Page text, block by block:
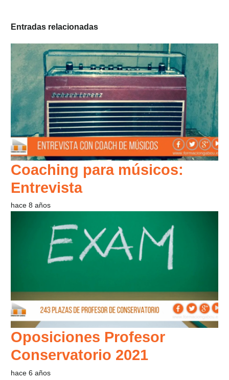
Entradas relacionadas
Coaching para músicos:
Entrevista
hace 8 años
Oposiciones Profesor
Conservatorio 2021
hace 6 años